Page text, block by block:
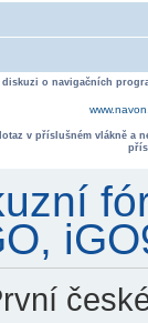
o navigačních
v příslušném vlákně a